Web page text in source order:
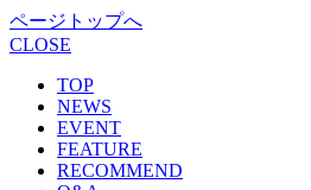
ページトップへ
CLOSE
TOP
NEWS
EVENT
FEATURE
RECOMMEND